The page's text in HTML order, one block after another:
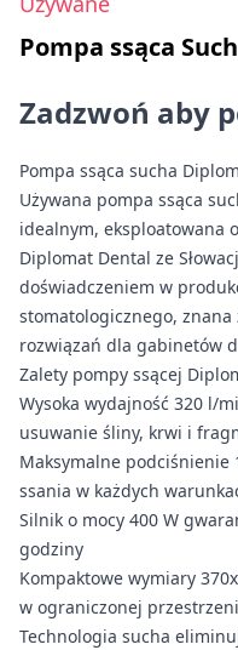
Pompa ssąca
Zadzwoń aby
Pompa ssąca sucha
Używana pompa ssąca
idealnym, eksploatowana
Diplomat Dental ze
doświadczeniem w
stomatologicznego,
rozwiązań dla gabinetów
Zalety pompy ssącej
Wysoka wydajność 320 l/
usuwanie śliny, krwi i
Maksymalne podciśnienie
ssania w każdych
Silnik o mocy 400 W
godziny
Kompaktowe wymiary
w ograniczonej przestrzeni
Technologia sucha